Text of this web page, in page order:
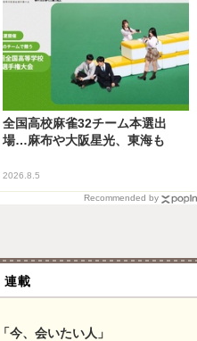
全国高校麻雀32チーム本選出
場…麻布や大阪星光、東海も
2026.8.5
Recommended by
連載
今、会いたい人」